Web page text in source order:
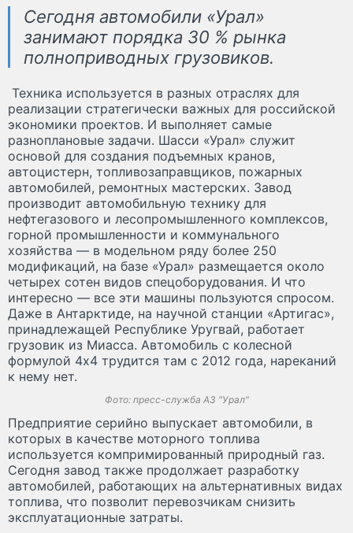
Сегодня автомобили «Урал»
занимают порядка 30 % рынка
полноприводных грузовиков.
Техника используется в разных отраслях для
реализации стратегически важных для российской
экономики проектов. И выполняет самые
разноплановые задачи. Шасси «Урал» служит
основой для создания подъемных кранов,
автоцистерн, топливозаправщиков, пожарных
автомобилей, ремонтных мастерских. Завод
производит автомобильную технику для
нефтегазового и лесопромышленного комплексов,
горной промышленности и коммунального
хозяйства — в модельном ряду более 250
модификаций, на базе «Урал» размещается около
четырех сотен видов спецоборудования. И что
интересно — все эти машины пользуются спросом.
Даже в Антарктиде, на научной станции «Артигас»,
принадлежащей Республике Уругвай, работает
грузовик из Миасса. Автомобиль с колесной
формулой 4х4 трудится там с 2012 года, нареканий
к нему нет.
Фото: пресс-служба АЗ "Урал"
Предприятие серийно выпускает автомобили, в
которых в качестве моторного топлива
используется компримированный природный газ.
Сегодня завод также продолжает разработку
автомобилей, работающих на альтернативных видах
топлива, что позволит перевозчикам снизить
эксплуатационные затраты.